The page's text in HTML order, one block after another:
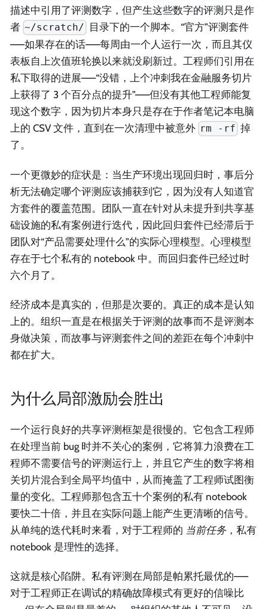
描述中引用了评测数字，但产生这些数字的评测只是作
者 ~/scratch/ 目录下的一个脚本。“官方”评测套件
——如果存在的话——每周由一个人运行一次，而且其仪
表板自上次值班轮换以来就没刷新过。工程师们引用在
私下取得的进展——“没错，上个冲刺我在金融服务切片
上获得了 3 个百分点的提升”——但没有其他工程师能复
现这个数字，因为切片本身只是存在于作者笔记本电脑
上的 CSV 文件，直到在一次清理中被意外 rm -rf 掉
了。
一个更微妙的症状是：当生产环境出现回归时，事后分
析无法确定哪个评测应该捕获到它，因为没有人知道官
方套件的覆盖范围。团队一直在针对从未提升到共享基
础设施的私有案例进行迭代，因此回归套件已经滞后于
团队对“产品需要处理什么”的实际心理模型。心理模型
存在于七个私有的 notebook 中。而回归套件已经过时
六个月了。
经济成本是真实的，但那是次要的。真正的成本是认知
上的。组织一直是在根据关于评测的故事而不是评测本
身做决策，而故事与评测套件之间的差距在每个冲刺中
都在扩大。
为什么局部激励会胜出
一个运行良好的共享评测框架是很慢的。它包含工程师
在处理当前 bug 时并不关心的案例，它将算力浪费在工
程师不需要信号的评测运行上，并且它产生的数字将相
关切片混合到全局平均值中，从而掩盖了工程师试图衡
量的变化。工程师那包含五十个案例的私有 notebook
要快二十倍，并且在实际问题上能产生更清晰的信号。
从单纯的迭代耗时来看，对于工程师的 当前任务，私有
notebook 是理性的选择。
这就是核心陷阱。私有评测在局部是帕累托最优的——
对于工程师正在调试的精确故障模式有更好的信噪比